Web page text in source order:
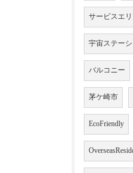
サービスエ
宇宙ステー
バルコニー
茅ケ崎市
EcoFriendly